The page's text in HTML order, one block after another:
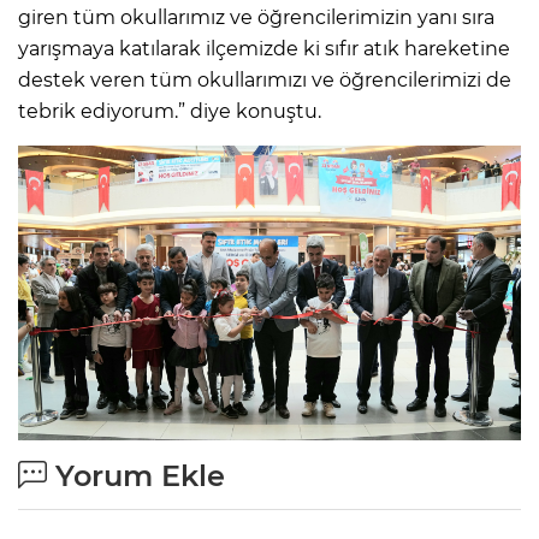
giren tüm okullarımız ve öğrencilerimizin yanı sıra
yarışmaya katılarak ilçemizde ki sıfır atık hareketine
destek veren tüm okullarımızı ve öğrencilerimizi de
tebrik ediyorum.” diye konuştu.
Yorum Ekle